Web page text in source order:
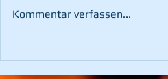
Brand nach Blitzschlag
Kommentar verfassen...